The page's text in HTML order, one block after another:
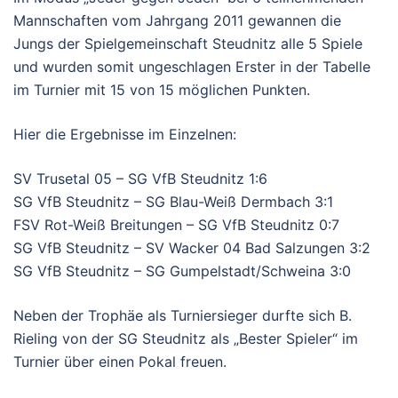
Mannschaften vom Jahrgang 2011 gewannen die
Jungs der Spielgemeinschaft Steudnitz alle 5 Spiele
und wurden somit ungeschlagen Erster in der Tabelle
im Turnier mit 15 von 15 möglichen Punkten.
Hier die Ergebnisse im Einzelnen:
SV Trusetal 05 – SG VfB Steudnitz 1:6
SG VfB Steudnitz – SG Blau-Weiß Dermbach 3:1
FSV Rot-Weiß Breitungen – SG VfB Steudnitz 0:7
SG VfB Steudnitz – SV Wacker 04 Bad Salzungen 3:2
SG VfB Steudnitz – SG Gumpelstadt/Schweina 3:0
Neben der Trophäe als Turniersieger durfte sich B.
Rieling von der SG Steudnitz als „Bester Spieler“ im
Turnier über einen Pokal freuen.